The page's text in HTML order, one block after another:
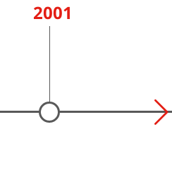
2001